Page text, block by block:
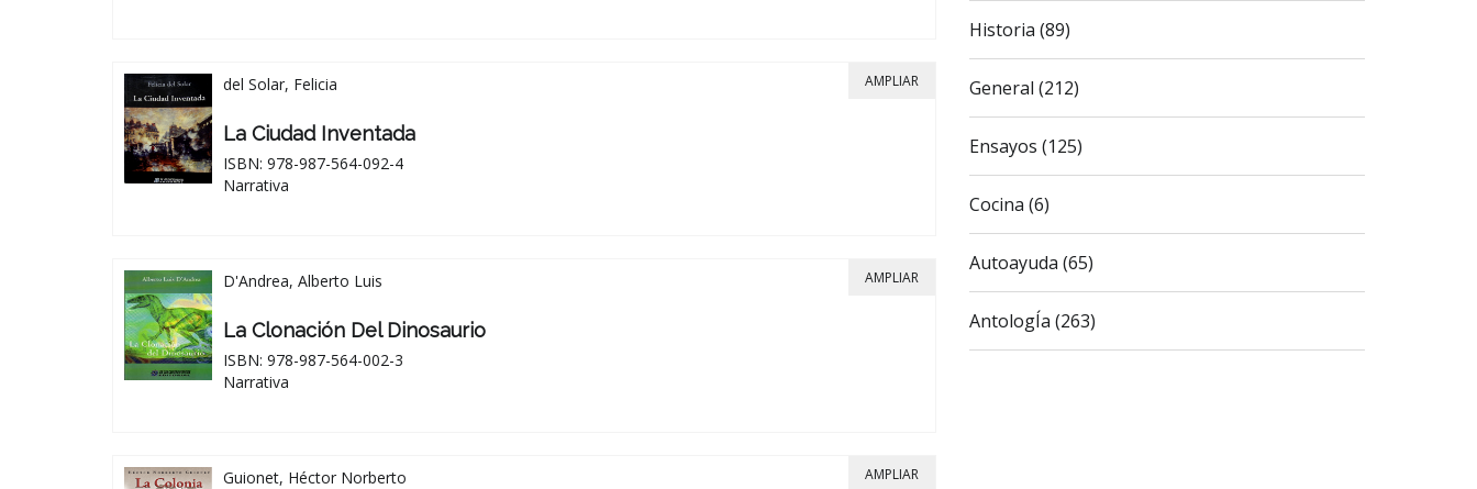
del Solar, Felicia
La Ciudad Inventada
ISBN: 978-987-564-092-4
Narrativa
AMPLIAR
D'Andrea, Alberto Luis
La Clonación Del Dinosaurio
ISBN: 978-987-564-002-3
Narrativa
AMPLIAR
Guionet, Héctor Norberto AMPLIAR
Historia (89)
General (212)
Ensayos (125)
Cocina (6)
Autoayuda (65)
AntologÍa (263)